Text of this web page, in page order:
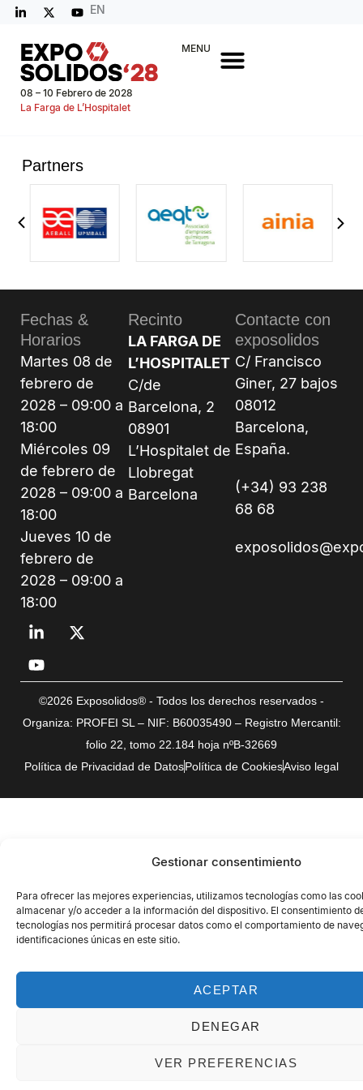
Gestionar consentimiento
Para ofrecer las mejores experiencias, utilizamos tecnologías como las
almacenar y/o acceder a la información del dispositivo. El consentimiento
tecnologías nos permitirá procesar datos como el comportamiento de
identificaciones únicas en este sitio.
ACEPTAR
DENEGAR
VER PREFERENCIAS
EN
08 – 10 Febrero de 2028
La Farga de L’Hospitalet
MENU
Partners
Fechas &
Horarios
Martes 08 de
febrero de
2028 – 09:00 a
18:00
Miércoles 09
de febrero de
2028 – 09:00 a
18:00
Jueves 10 de
febrero de
2028 – 09:00 a
18:00
Recinto
LA FARGA DE
L’HOSPITALET
C/de
Barcelona, 2
08901
L’Hospitalet de
Llobregat
Barcelona
Contacte con
exposolidos
C/ Francisco
Giner, 27 bajos
08012
Barcelona,
España.
(+34) 93 238
68 68
©2026 Exposolidos® - Todos los derechos reservados -
Organiza: PROFEI SL – NIF: B60035490 – Registro Mercantil:
folio 22, tomo 22.184 hoja nºB-32669
Política de Privacidad de DatosPolítica de CookiesAviso legal